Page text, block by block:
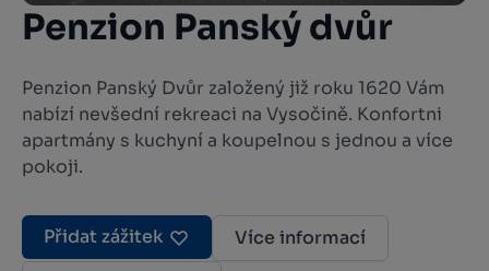
Penzion Panský dvůr
Penzion Panský Dvůr založený již roku 1620 Vám
nabízí nevšední rekreaci na Vysočině. Konfortni
apartmány s kuchyní a koupelnou s jednou a více
pokoji.
Přidat zážitek
Více informací